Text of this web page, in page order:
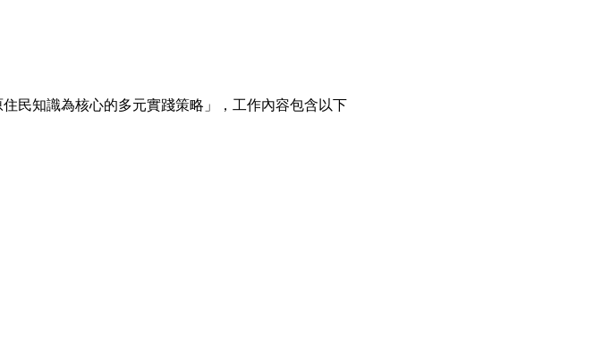
民知識為核心的多元實踐策略」，工作內容包含以下